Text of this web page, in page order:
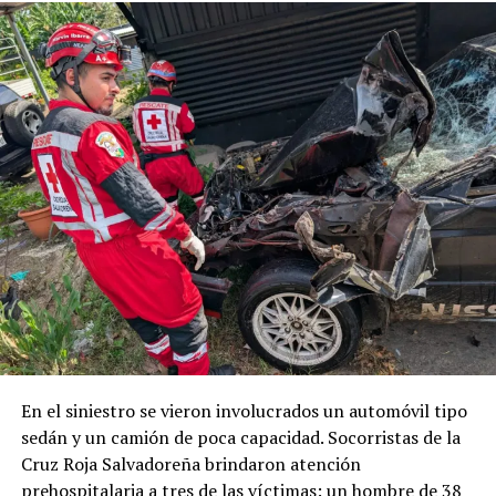
hija”, Padre de paracaidista desaparecida hace 88 días
DON'T MISS
Pandilleros asesinan a un hombre en el patio de su casa
en Panchimalco
En el siniestro se vieron involucrados un automóvil tipo
sedán y un camión de poca capacidad. Socorristas de la
Cruz Roja Salvadoreña brindaron atención
prehospitalaria a tres de las víctimas: un hombre de 38